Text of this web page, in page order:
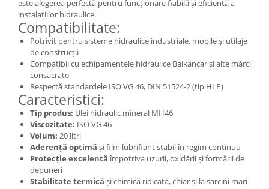
Frana de Mana
Piese Frane Stivuitor
Pistoane Frana
Placute de Frana
Pompe Frana
Saboti Frana
Tamburi Frana
Sistem Hidraulic
Distribuitoare Hidraulice
Pompe Hidraulice
Sistem Hidraulic Motostivuitor
este alegerea perfectă pentru funcționare fiabilă și eficientă a
instalațiilor hidraulice.
Compatibilitate:
Potrivit pentru sisteme hidraulice industriale, mobile și utilaje
de construcții
Compatibil cu echipamentele hidraulice Balkancar și alte mărci
consacrate
Respectă standardele ISO VG 46, DIN 51524-2 (tip HLP)
Caracteristici:
Tip produs: Ulei hidraulic mineral MH46
Viscozitate: ISO VG 46
Volum: 20 litri
Aderență optimă și film lubrifiant stabil în regim continuu
Protecție excelentăîmpotriva uzurii, oxidării și formării de
depuneri
Stabilitate termică și chimică ridicată, chiar și la sarcini mari